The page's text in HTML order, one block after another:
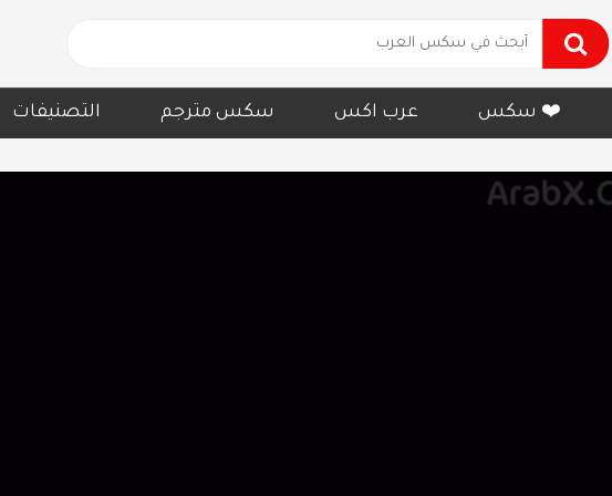
التصنيفات سكس مترجم عرب اكس سكس ❤️